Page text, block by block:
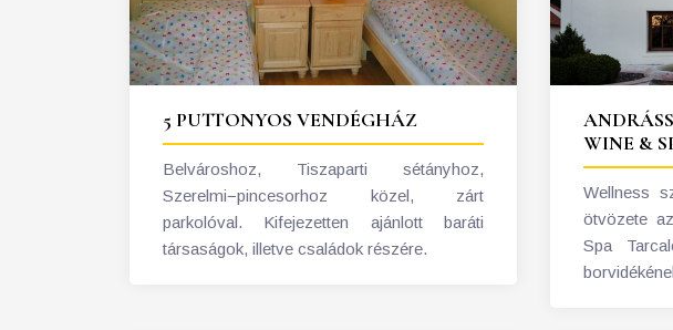
5 PUTTONYOS VENDÉGHÁZ
Belvároshoz, Tiszaparti sétányhoz,
Szerelmi−pincesorhoz közel, zárt
parkolóval. Kifejezetten ajánlott baráti
társaságok, illetve családok részére.
WINE &
Wellness
ötvözete
Spa